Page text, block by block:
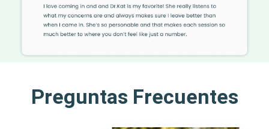
Preguntas Frecuentes